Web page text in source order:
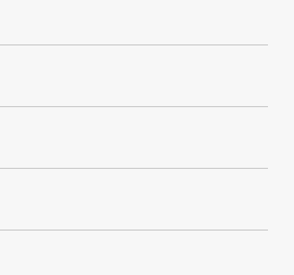
BCM」ページをご覧ください。
マネジメントシステム
ィ評価であるTISAXの認証を取
拠点の一覧は、「認証取得状況」